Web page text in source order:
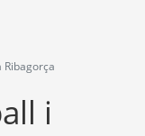
Ribagorça
i